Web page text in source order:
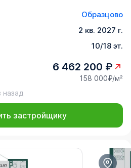
Образцово
2 кв. 2027 г.
10/18 эт.
6 462 200 ₽
158 000₽/м²
назад
застройщику